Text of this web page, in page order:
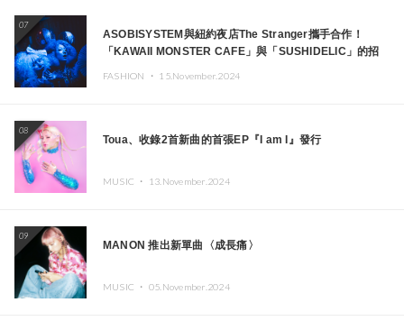
07
ASOBISYSTEM與紐約夜店The Stranger攜手合作！
「KAWAII MONSTER CAFE」與「SUSHIDELIC」的招
FASHION ・ 15.November.2024
08
Toua、收錄2首新曲的首張EP『I am I』發行
MUSIC ・ 13.November.2024
09
MANON 推出新單曲〈成長痛〉
MUSIC ・ 05.November.2024